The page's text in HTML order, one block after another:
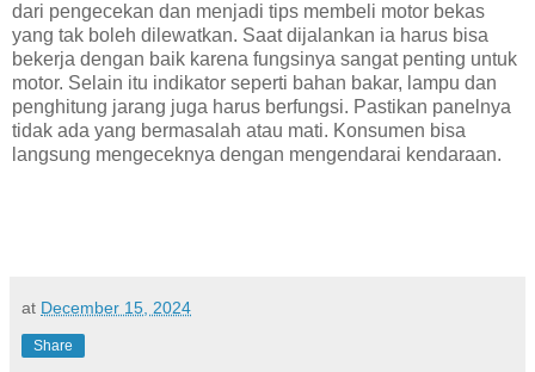
dari pengecekan dan menjadi tips membeli motor bekas
yang tak boleh dilewatkan. Saat dijalankan ia harus bisa
bekerja dengan baik karena fungsinya sangat penting untuk
motor. Selain itu indikator seperti bahan bakar, lampu dan
penghitung jarang juga harus berfungsi. Pastikan panelnya
tidak ada yang bermasalah atau mati. Konsumen bisa
langsung mengeceknya dengan mengendarai kendaraan.
at December 15, 2024
Share